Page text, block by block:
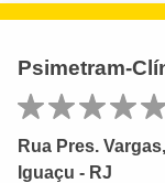
Psimetram-
Rua Pres.
Iguaçu - RJ